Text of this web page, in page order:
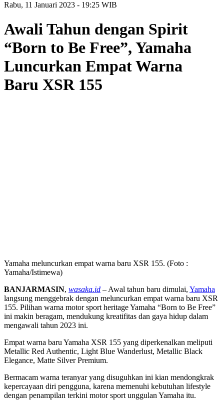
Rabu, 11 Januari 2023 - 19:25 WIB
Awali Tahun dengan Spirit
“Born to Be Free”, Yamaha
Luncurkan Empat Warna
Baru XSR 155
Yamaha meluncurkan empat warna baru XSR 155. (Foto :
Yamaha/Istimewa)
BANJARMASIN, wasaka.id – Awal tahun baru dimulai, Yamaha
langsung menggebrak dengan meluncurkan empat warna baru XSR
155. Pilihan warna motor sport heritage Yamaha “Born to Be Free”
ini makin beragam, mendukung kreatifitas dan gaya hidup dalam
mengawali tahun 2023 ini.
Empat warna baru Yamaha XSR 155 yang diperkenalkan meliputi
Metallic Red Authentic, Light Blue Wanderlust, Metallic Black
Elegance, Matte Silver Premium.
Bermacam warna teranyar yang disuguhkan ini kian mendongkrak
kepercayaan diri pengguna, karena memenuhi kebutuhan lifestyle
dengan penampilan terkini motor sport unggulan Yamaha itu.